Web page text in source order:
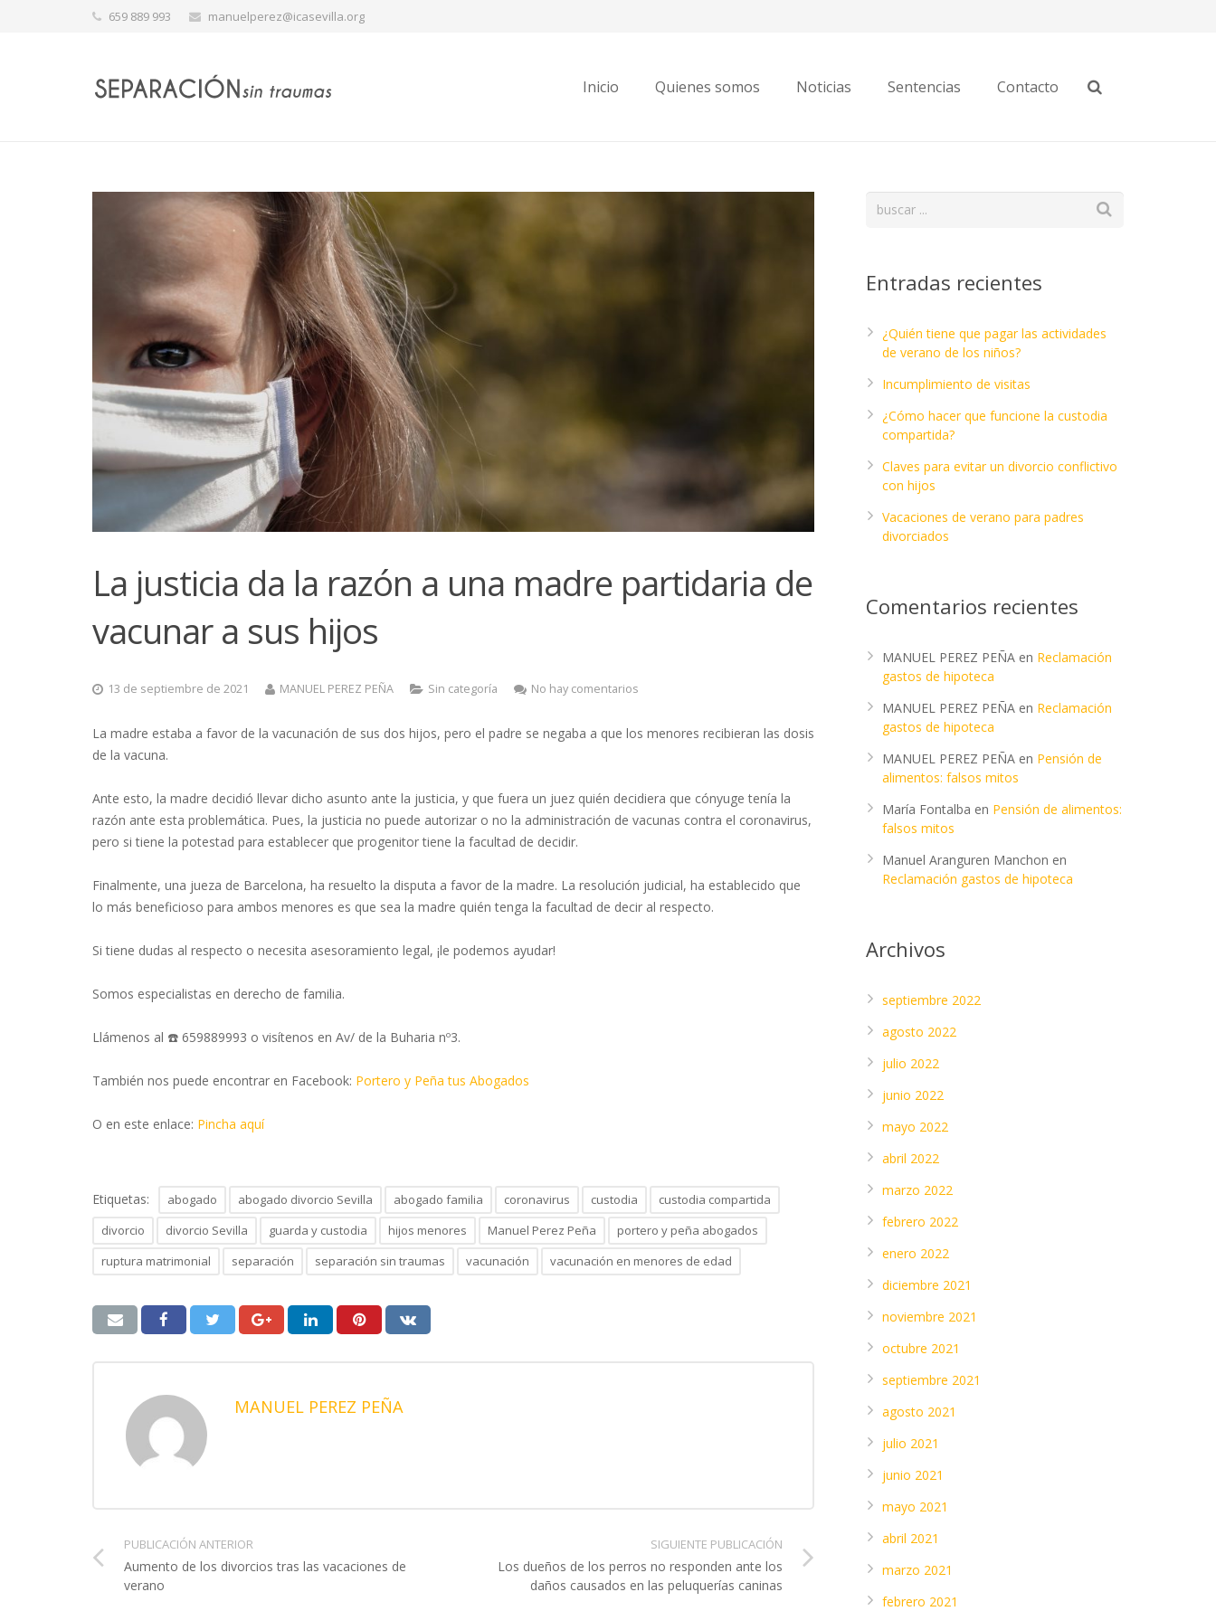
659 889 993 manuelperez@icasevilla.org
Inicio Quienes somos Noticias Sentencias Contacto
La justicia da la razón a una madre partidaria de
vacunar a sus hijos
13 de septiembre de 2021 MANUEL PEREZ PEÑA Sin categoría No hay comentarios
La madre estaba a favor de la vacunación de sus dos hijos, pero el padre se negaba a que los menores recibieran las dosis
de la vacuna.
Ante esto, la madre decidió llevar dicho asunto ante la justicia, y que fuera un juez quién decidiera que cónyuge tenía la
razón ante esta problemática. Pues, la justicia no puede autorizar o no la administración de vacunas contra el coronavirus,
pero si tiene la potestad para establecer que progenitor tiene la facultad de decidir.
Finalmente, una jueza de Barcelona, ha resuelto la disputa a favor de la madre. La resolución judicial, ha establecido que
lo más beneficioso para ambos menores es que sea la madre quién tenga la facultad de decir al respecto.
Si tiene dudas al respecto o necesita asesoramiento legal, ¡le podemos ayudar!
Somos especialistas en derecho de familia.
Llámenos al ☎️ 659889993 o visítenos en Av/ de la Buharia nº3.
También nos puede encontrar en Facebook: Portero y Peña tus Abogados
O en este enlace: Pincha aquí
Etiquetas: abogado abogado divorcio Sevilla abogado familia coronavirus custodia
custodia compartida
divorcio
divorcio Sevilla guarda y custodia hijos menores Manuel Perez Peña
portero y peña abogados
ruptura matrimonial
separación separación sin traumas vacunación vacunación en menores de edad
MANUEL PEREZ PEÑA
PUBLICACIÓN ANTERIOR
Aumento de los divorcios tras las vacaciones de
verano
SIGUIENTE PUBLICACIÓN
Los dueños de los perros no responden ante los
daños causados en las peluquerías caninas
Entradas recientes
¿Quién tiene que pagar las actividades
de verano de los niños?
Incumplimiento de visitas
¿Cómo hacer que funcione la custodia
compartida?
Claves para evitar un divorcio conflictivo
con hijos
Vacaciones de verano para padres
divorciados
Comentarios recientes
MANUEL PEREZ PEÑA en Reclamación
gastos de hipoteca
MANUEL PEREZ PEÑA en Reclamación
gastos de hipoteca
MANUEL PEREZ PEÑA en Pensión de
alimentos: falsos mitos
María Fontalba en Pensión de alimentos:
falsos mitos
Manuel Aranguren Manchon en
Reclamación gastos de hipoteca
Archivos
septiembre 2022
agosto 2022
julio 2022
junio 2022
mayo 2022
abril 2022
marzo 2022
febrero 2022
enero 2022
diciembre 2021
noviembre 2021
octubre 2021
septiembre 2021
agosto 2021
julio 2021
junio 2021
mayo 2021
abril 2021
marzo 2021
febrero 2021